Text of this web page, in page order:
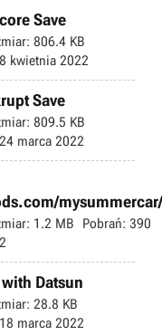
Save
806.4 KB
8 kwietnia 2022
Save
809.5 KB
24 marca 2022
1.2 MB Pobrań: 390
Datsun
28.8 KB
18 marca 2022